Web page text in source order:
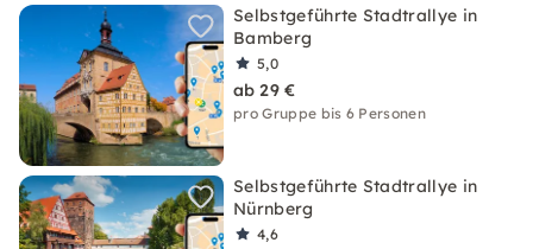
Selbstgeführte Stadtrallye in
Bamberg
5,0
ab 29 €
pro Gruppe bis 6 Personen
Selbstgeführte Stadtrallye in
Nürnberg
4,6